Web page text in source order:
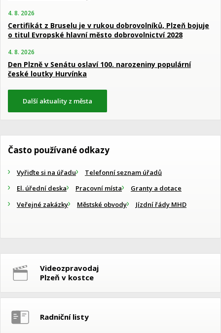
4. 8. 2026
Certifikát z Bruselu je v rukou dobrovolníků, Plzeň bojuje
o titul Evropské hlavní město dobrovolnictví 2028
4. 8. 2026
Den Plzně v Senátu oslaví 100. narozeniny populární
české loutky Hurvínka
Další aktuality z města
Často používané odkazy
Vyřiďte si na úřadu
Telefonní seznam úřadů
El. úřední deska
Pracovní místa
Granty a dotace
Veřejné zakázky
Městské obvody Jízdní řády MHD
Videozpravodaj
Plzeň v kostce
Radniční listy